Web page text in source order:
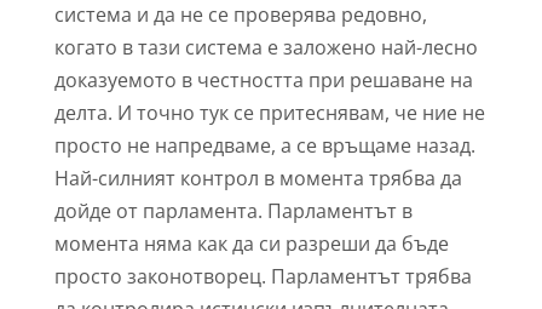
система и да не се проверява редовно,
когато в тази система е заложено най-лесно
доказуемото в честността при решаване на
делта. И точно тук се притеснявам, че ние не
просто не напредваме, а се връщаме назад.
Най-силният контрол в момента трябва да
дойде от парламента. Парламентът в
момента няма как да си разреши да бъде
просто законотворец. Парламентът трябва